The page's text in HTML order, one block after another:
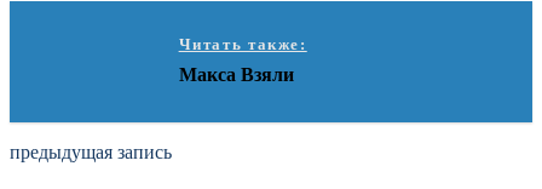
Читать также:
Макса Взяли
предыдущая запись